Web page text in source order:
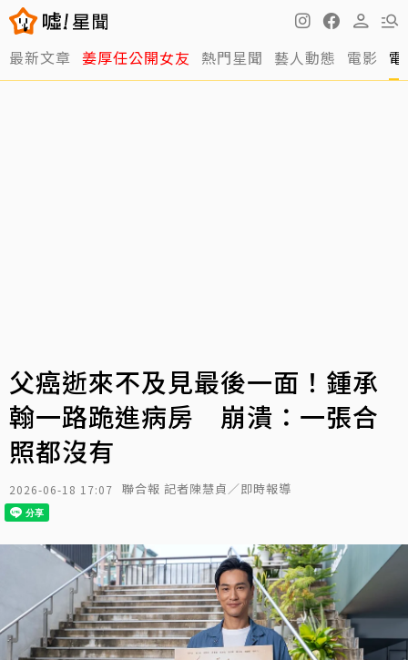
最新文章 姜厚任公開女友 熱門星聞 藝人動態 電影
父癌逝來不及見最後一面！鍾承
翰一路跪進病房 崩潰：一張合
照都沒有
2026-06-18 17:07 聯合報 記者陳慧貞／即時報導